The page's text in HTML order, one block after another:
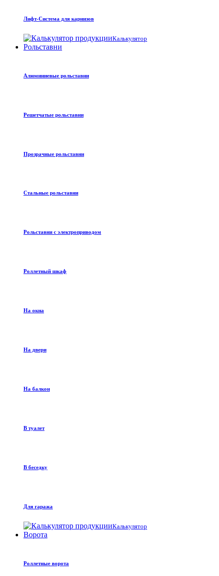
Лифт-Система для карнизов
Калькулятор
Рольставни
Алюминиевые рольставни
Решетчатые рольставни
Прозрачные рольставни
Стальные рольставни
Рольставни с электроприводом
Роллетный шкаф
На окна
На двери
На балкон
В туалет
В беседку
Для гаража
Калькулятор
Ворота
Роллетные ворота